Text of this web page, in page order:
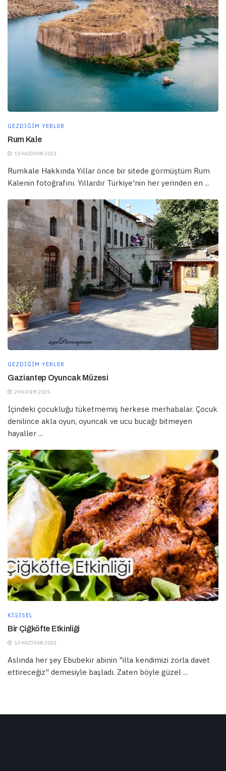
GEZDIĞIM YERLER
Rum Kale
15 HAZIRAN 2022
Rumkale Hakkında Yıllar önce bir sitede görmüştüm Rum
Kalenin fotoğrafını. Yıllardır Türkiye'nin her yerinden en ...
GEZDIĞIM YERLER
Gaziantep Oyuncak Müzesi
29 KASIM 2025
İçindeki çocukluğu tüketmemiş herkese merhabalar. Çocuk
denilince akla oyun, oyuncak ve ucu bucağı bitmeyen
hayaller ...
KIŞISEL
Bir Çiğköfte Etkinliği
13 HAZIRAN 2022
Aslında her şey Ebubekir abinin "illa kendimizi zorla davet
ettireceğiz" demesiyle başladı. Zaten böyle güzel ...